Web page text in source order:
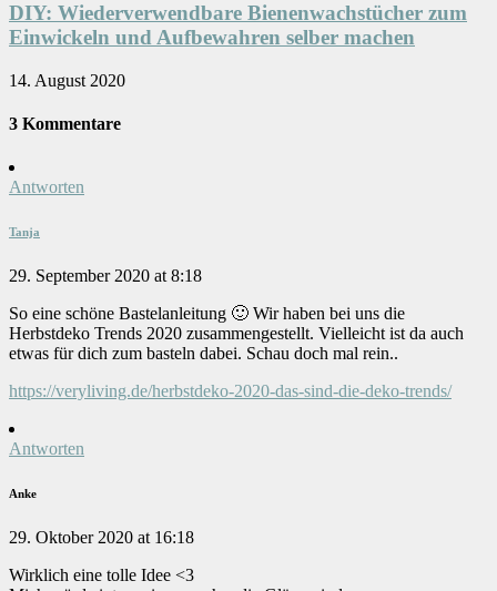
DIY: Wiederverwendbare Bienenwachstücher zum
Einwickeln und Aufbewahren selber machen
14. August 2020
3 Kommentare
Antworten
Tanja
29. September 2020 at 8:18
So eine schöne Bastelanleitung 🙂 Wir haben bei uns die
Herbstdeko Trends 2020 zusammengestellt. Vielleicht ist da auch
etwas für dich zum basteln dabei. Schau doch mal rein..
https://veryliving.de/herbstdeko-2020-das-sind-die-deko-trends/
Antworten
Anke
29. Oktober 2020 at 16:18
Wirklich eine tolle Idee <3